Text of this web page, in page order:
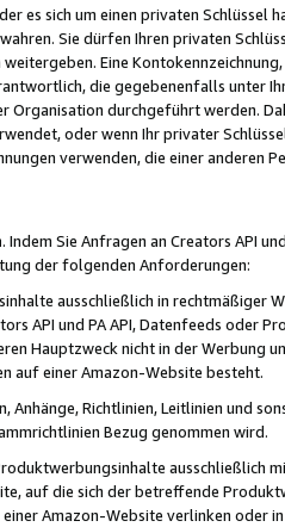
es sich um einen privaten
Sie dürfen Ihren privaten
Eine
die gegebenenfalls unter
Organisation durchgeführt werden.
oder wenn Ihr privater
verwenden, die einer anderen
. Indem Sie Anfragen an Creators API
der folgenden Anforderungen:
ausschließlich in rechtmäßiger
API und PA API, Datenfeeds oder
Hauptzweck nicht in der Werbung
auf einer Amazon-Website besteht.
Anhänge, Richtlinien, Leitlinien und
Bezug genommen wird.
ausschließlich
auf die sich der betreffende
Amazon-Website verlinken oder